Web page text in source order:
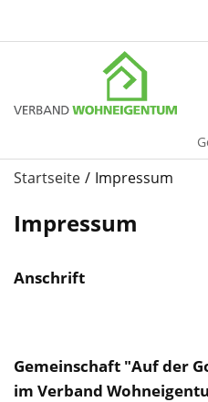
Startseite Impressum
Impressum
Anschrift
Gemeinschaft "Auf der
im Verband